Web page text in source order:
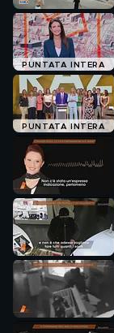
PUNTATA INTERA
PUNTATA INTERA